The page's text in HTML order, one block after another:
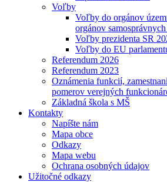
Voľby
Voľby do orgánov
orgánov
Voľby prezidenta SR
Voľby do EU
Referendum 2026
Referendum 2023
Oznámenia funkcií,
pomerov verejných
Základná škola s MŠ
Kontakty
Napíšte nám
Mapa obce
Odkazy
Mapa webu
Ochrana osobných údajov
Užitočné odkazy